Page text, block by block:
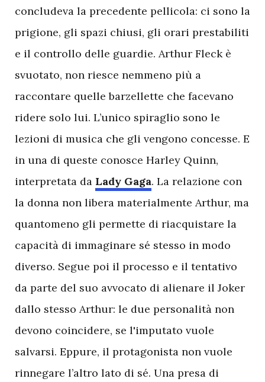
concludeva la precedente pellicola: ci sono la
prigione, gli spazi chiusi, gli orari prestabiliti
e il controllo delle guardie. Arthur Fleck è
svuotato, non riesce nemmeno più a
raccontare quelle barzellette che facevano
ridere solo lui. L’unico spiraglio sono le
lezioni di musica che gli vengono concesse. E
in una di queste conosce Harley Quinn,
interpretata da Lady Gaga. La relazione con
la donna non libera materialmente Arthur, ma
quantomeno gli permette di riacquistare la
capacità di immaginare sé stesso in modo
diverso. Segue poi il processo e il tentativo
da parte del suo avvocato di alienare il Joker
dallo stesso Arthur: le due personalità non
devono coincidere, se l'imputato vuole
salvarsi. Eppure, il protagonista non vuole
rinnegare l’altro lato di sé. Una presa di